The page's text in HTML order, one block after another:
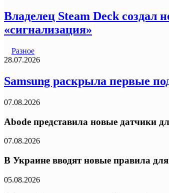
Владелец Steam Deck
«сигнализация»
Разное
28.07.2026
Samsung раскрыла первые
07.08.2026
Abode представила новые датчики
07.08.2026
В Украине вводят новые правила
05.08.2026